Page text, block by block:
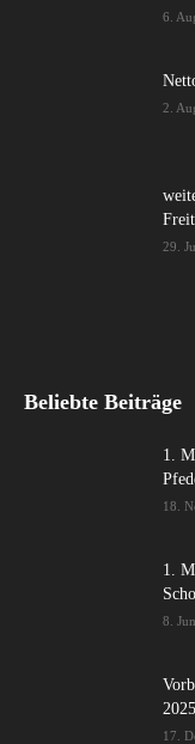
6.
2.
29.
Beliebte Beiträge
1.
18.
1.
8.
17.